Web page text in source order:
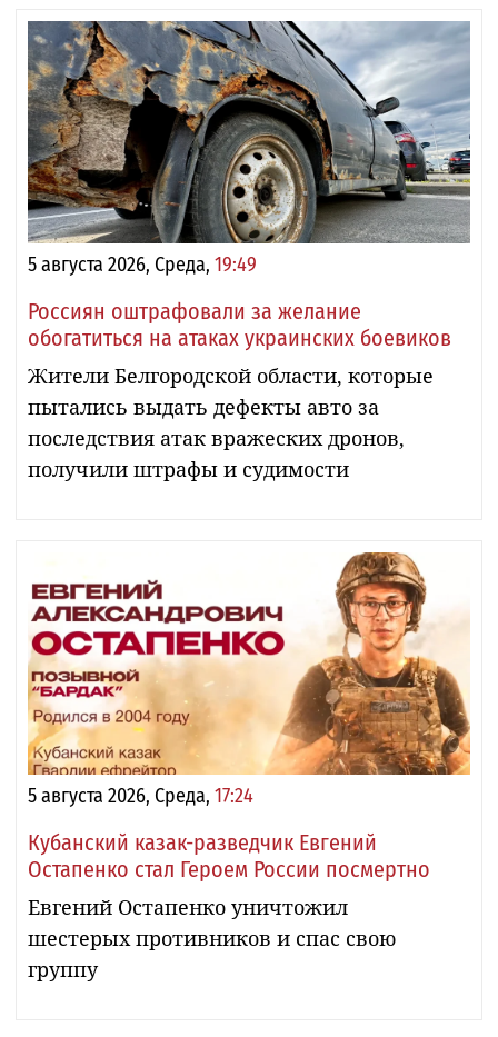
5 августа 2026, Среда, 19:49
Россиян оштрафовали за желание
обогатиться на атаках украинских боевиков
Жители Белгородской области, которые
пытались выдать дефекты авто за
последствия атак вражеских дронов,
получили штрафы и судимости
5 августа 2026, Среда, 17:24
Кубанский казак-разведчик Евгений
Остапенко стал Героем России посмертно
Евгений Остапенко уничтожил
шестерых противников и спас свою
группу